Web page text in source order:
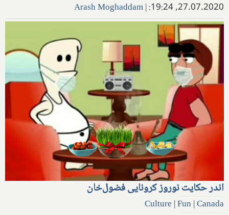
27.07.2020, 19:24:
|
Arash Moghaddam
اندر حکایت نوروز کرونایی فضول‌خان
Culture |Fun |Canada